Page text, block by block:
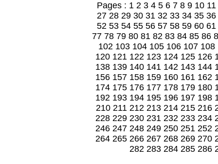
Pages : 1 2 3 4 5 6 7 8 9 10 11
27 28 29 30 31 32 33 34 35 36
52 53 54 55 56 57 58 59 60 61
77 78 79 80 81 82 83 84 85 86
102 103 104 105 106 107 108
120 121 122 123 124 125 126
138 139 140 141 142 143 144
156 157 158 159 160 161 162
174 175 176 177 178 179 180
192 193 194 195 196 197 198
210 211 212 213 214 215 216
228 229 230 231 232 233 234
246 247 248 249 250 251 252
264 265 266 267 268 269 270
282 283 284 285 286